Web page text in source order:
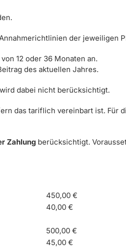
der jeweiligen
12 oder 36 Monaten an.
des aktuellen Jahres.
dabei nicht berücksichtigt.
das tariflich vereinbart ist.
Zahlung berücksichtigt.
450,00 €
40,00 €
500,00 €
45,00 €